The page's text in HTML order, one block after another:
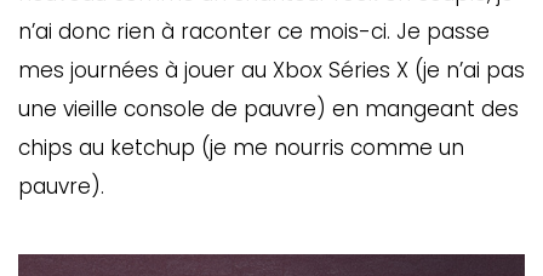
n’ai donc rien à raconter ce mois-ci. Je passe
mes journées à jouer au Xbox Séries X (je n’ai pas
une vieille console de pauvre) en mangeant des
chips au ketchup (je me nourris comme un
pauvre).